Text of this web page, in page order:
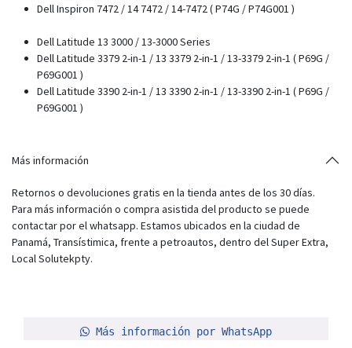
Dell Inspiron 7472 / 14 7472 / 14-7472 ( P74G / P74G001 )
Dell Latitude 13 3000 / 13-3000 Series
Dell Latitude 3379 2-in-1 / 13 3379 2-in-1 / 13-3379 2-in-1 ( P69G /
P69G001 )
Dell Latitude 3390 2-in-1 / 13 3390 2-in-1 / 13-3390 2-in-1 ( P69G /
P69G001 )
Más información
Retornos o devoluciones gratis en la tienda antes de los 30 días.
Para más información o compra asistida del producto se puede
contactar por el whatsapp. Estamos ubicados en la ciudad de
Panamá, Transístimica, frente a petroautos, dentro del Super Extra,
Local Solutekpty.
Más información por WhatsApp